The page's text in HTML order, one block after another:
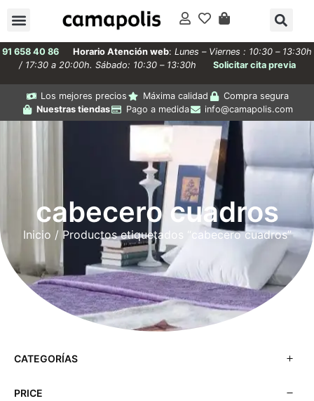
91 658 40 86 Horario Atención web: Lunes – Viernes : 10:30 – 13:30h
/ 17:30 a 20:00h. Sábado: 10:30 – 13:30h
Solicitar cita previa
Los mejores precios Máxima calidad
Compra segura
Nuestras tiendas
Pago a medida info@camapolis.com
cabecero cuadros
Inicio / Productos etiquetados “cabecero cuadros”
CATEGORÍAS
PRICE